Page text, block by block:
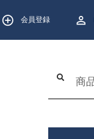
会員登録
果:
検